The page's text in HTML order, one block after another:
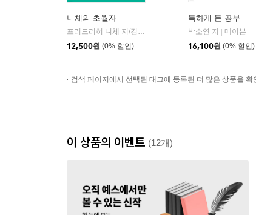
니체의 초월자
프리드리히 니체 저/김철 편역
12,500원 (0% 할인)
독하게 돈 공부
박소연 저
메이븐
16,100원 (0% 할인)
검색 페이지에서 선택된 태그에 등록된 더 많은 상품을 확
이 상품의 이벤트 (12개)